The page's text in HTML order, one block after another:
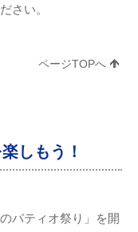
さい。
ページTOPへ
しもう！
パティオ祭り」を開